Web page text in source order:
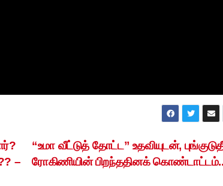
“உமா வீட்டுத் தோட்ட” உதவியுடன்,
ரோகிணியின் பிறந்ததினக்
–